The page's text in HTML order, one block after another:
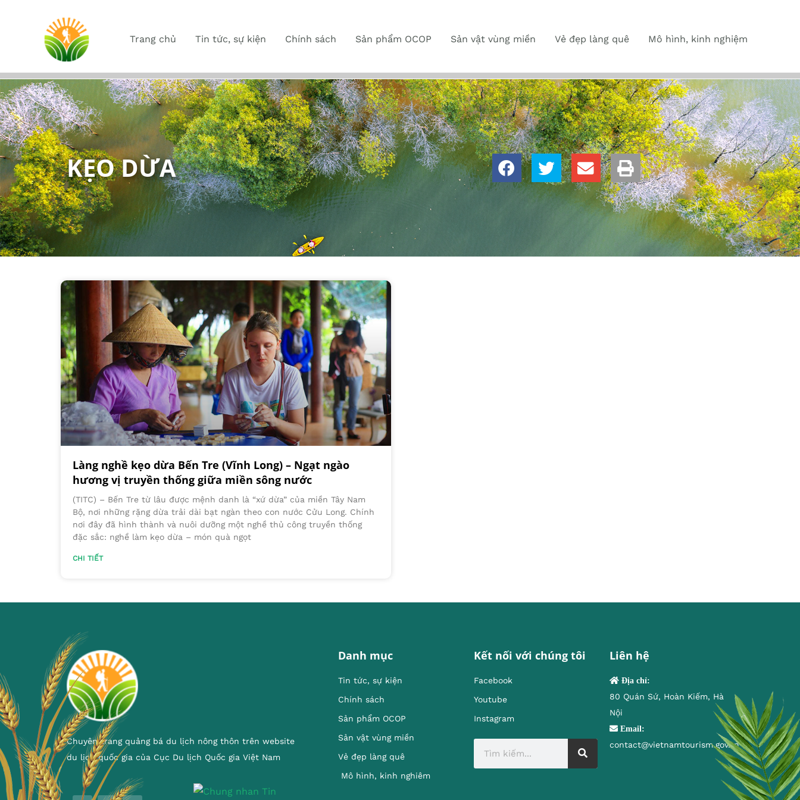
Trang chủ Tin tức, sự kiện Chính sách Sản phẩm OCOP Sản vật vùng miền Vẻ đẹp làng quê Mô hình, kinh nghiệm
KẸO DỪA
Làng nghề kẹo dừa Bến Tre (Vĩnh Long) – Ngạt ngào
hương vị truyền thống giữa miền sông nước
(TITC) – Bến Tre từ lâu được mệnh danh là “xứ dừa” của miền Tây Nam
Bộ, nơi những rặng dừa trải dài bạt ngàn theo con nước Cửu Long. Chính
nơi đây đã hình thành và nuôi dưỡng một nghề thủ công truyền thống
đặc sắc: nghề làm kẹo dừa – món quà ngọt
CHI TIẾT
Chuyên trang quảng bá du lịch nông thôn trên website
du lịch quốc gia của Cục Du lịch Quốc gia Việt Nam
Danh mục
Tin tức, sự kiện
Chính sách
Sản phẩm OCOP
Sản vật vùng miền
Vẻ đẹp làng quê
Mô hình, kinh nghiêm
Kết nối với chúng tôi
Facebook
Youtube
Instagram
Liên hệ
Địa chỉ:
80 Quán Sứ, Hoàn Kiếm, Hà
Nội
Email:
contact@vietnamtourism.gov.vn